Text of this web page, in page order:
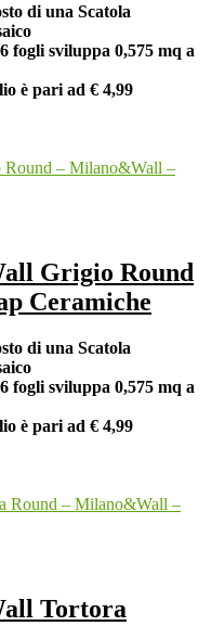
di una Scatola
fogli sviluppa 0,575 mq a
è pari ad € 4,99
Grigio Round
Ceramiche
di una Scatola
fogli sviluppa 0,575 mq a
è pari ad € 4,99
Tortora